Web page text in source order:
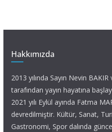
Hakkımızda
2013 yılında Sayın Nevin
tarafından yayın hayatına
2021 yılı Eylül ayında Fatma
devredilmiştir. Kültür, Sanat,
Gastronomi, Spor dalında